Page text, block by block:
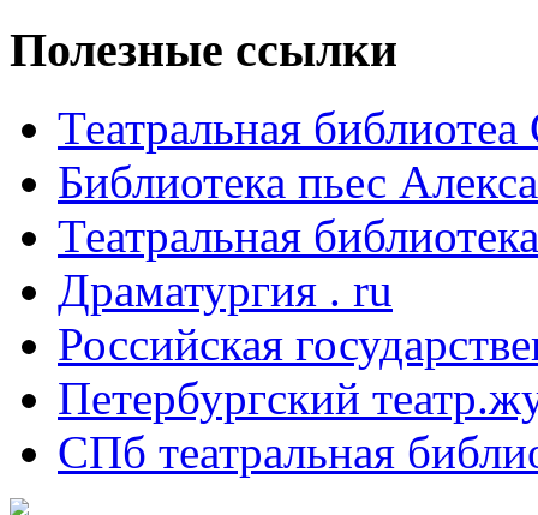
Полезные ссылки
Театральная
Библиотека пьес
Театральная
Драматургия . ru
Российская
Петербургский
СПб театральная